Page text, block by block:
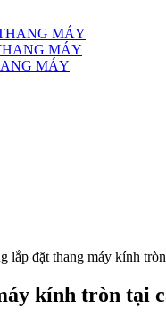
MÁY
MÁY
MÁY
lắp đặt thang máy kính
kính tròn tại